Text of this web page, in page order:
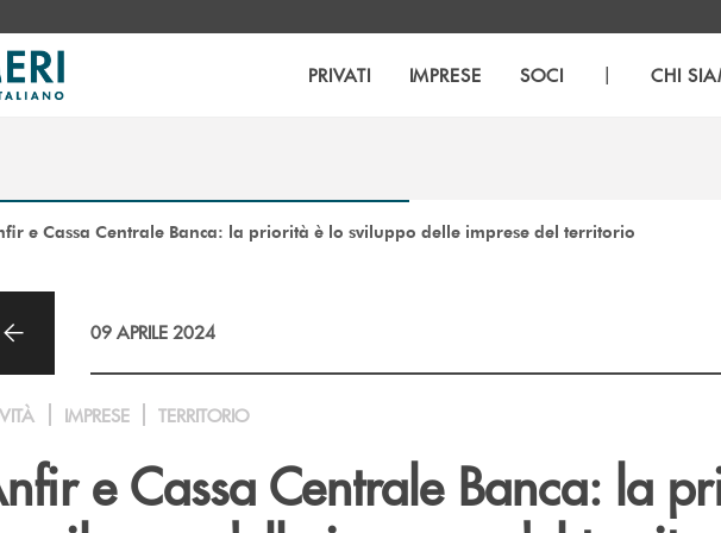
PRIVATI IMPRESE SOCI | CHI
e Cassa Centrale Banca: la priorità è lo sviluppo delle imprese del territorio
09 APRILE 2024
IMPRESE TERRITORIO
e Cassa Centrale Banca: la